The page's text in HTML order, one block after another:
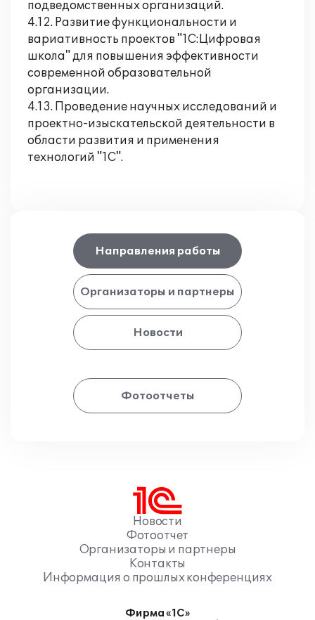
подведомственных организаций.
4.12. Развитие функциональности и
вариативность проектов "1С:Цифровая
школа" для повышения эффективности
современной образовательной
организации.
4.13. Проведение научных исследований и
проектно-изыскательской деятельности в
области развития и применения
технологий "1С".
Направления работы
Организаторы и партнеры
Новости
Фотоотчеты
Новости
Фотоотчет
Организаторы и партнеры
Контакты
Информация о прошлых конференциях
Фирма «1С»